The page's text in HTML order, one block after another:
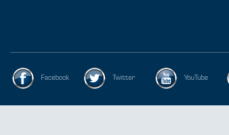
Facebook Twitter YouTube